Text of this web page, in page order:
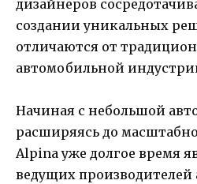
дизайнеров
создании уникальных
отличаются от
автомобильной
Начиная с небольшой
расширяясь до
Alpina уже долгое время
ведущих производителей